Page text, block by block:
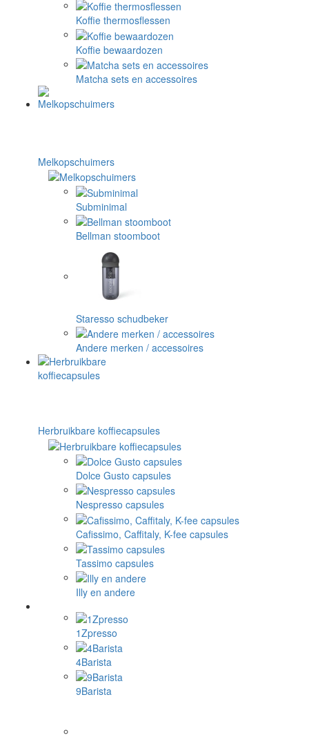
Koffie thermosflessen
Koffie bewaardozen
Matcha sets en accessoires
Melkopschuimers
Subminimal
Bellman stoomboot
Staresso schudbeker
Andere merken / accessoires
Herbruikbare koffiecapsules
Dolce Gusto capsules
Nespresso capsules
Cafissimo, Caffitaly, K-fee capsules
Tassimo capsules
Illy en andere
1Zpresso
4Barista
9Barista